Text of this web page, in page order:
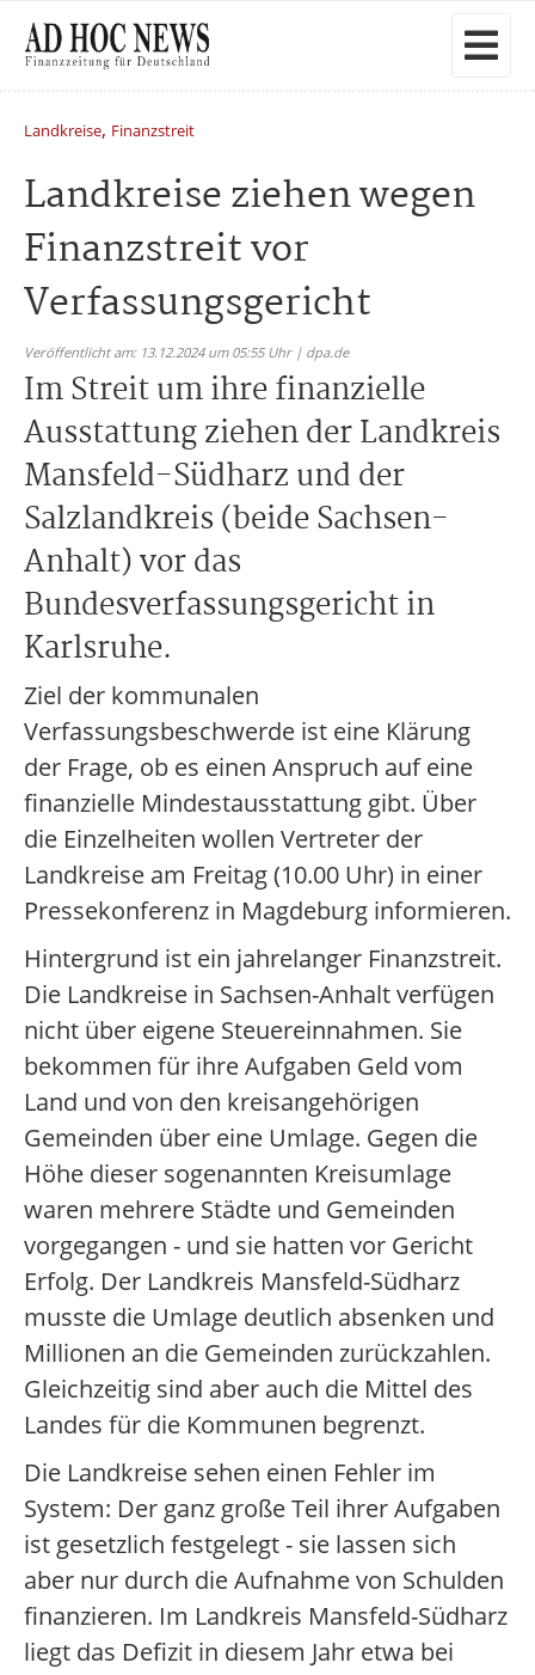
Landkreise, Finanzstreit
Landkreise ziehen wegen
Finanzstreit vor
Verfassungsgericht
Veröffentlicht am: 13.12.2024 um 05:55 Uhr | dpa.de
Im Streit um ihre finanzielle
Ausstattung ziehen der Landkreis
Mansfeld-Südharz und der
Salzlandkreis (beide Sachsen-
Anhalt) vor das
Bundesverfassungsgericht in
Karlsruhe.
Ziel der kommunalen
Verfassungsbeschwerde ist eine Klärung
der Frage, ob es einen Anspruch auf eine
finanzielle Mindestausstattung gibt. Über
die Einzelheiten wollen Vertreter der
Landkreise am Freitag (10.00 Uhr) in einer
Pressekonferenz in Magdeburg informieren.
Hintergrund ist ein jahrelanger Finanzstreit.
Die Landkreise in Sachsen-Anhalt verfügen
nicht über eigene Steuereinnahmen. Sie
bekommen für ihre Aufgaben Geld vom
Land und von den kreisangehörigen
Gemeinden über eine Umlage. Gegen die
Höhe dieser sogenannten Kreisumlage
waren mehrere Städte und Gemeinden
vorgegangen - und sie hatten vor Gericht
Erfolg. Der Landkreis Mansfeld-Südharz
musste die Umlage deutlich absenken und
Millionen an die Gemeinden zurückzahlen.
Gleichzeitig sind aber auch die Mittel des
Landes für die Kommunen begrenzt.
Die Landkreise sehen einen Fehler im
System: Der ganz große Teil ihrer Aufgaben
ist gesetzlich festgelegt - sie lassen sich
aber nur durch die Aufnahme von Schulden
finanzieren. Im Landkreis Mansfeld-Südharz
liegt das Defizit in diesem Jahr etwa bei